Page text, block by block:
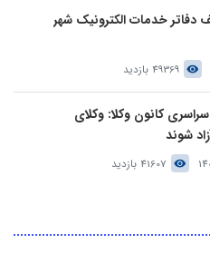
دفاتر خدمات الکترونیک شهر
49369 بازدید
کانون وکلا: وکلای
شوند
41607 بازدید